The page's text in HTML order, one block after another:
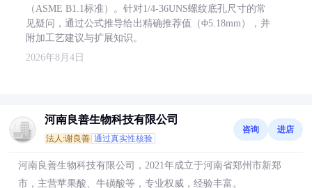
（ASME B1.1标准）。针对1/4-36UNS螺纹底孔尺寸的常
见疑问，通过公式推导给出精确推荐值（Φ5.18mm），并
附加工艺建议与扩展知识。
2026年8月4日
河南良善生物科技有限公司
法人:谢良善 通过真实性核验
咨询 进店
河南良善生物科技有限公司，2021年成立于河南省郑州市新郑
市，主营苹果酸、牛磺酸等，专业权威，经验丰富。